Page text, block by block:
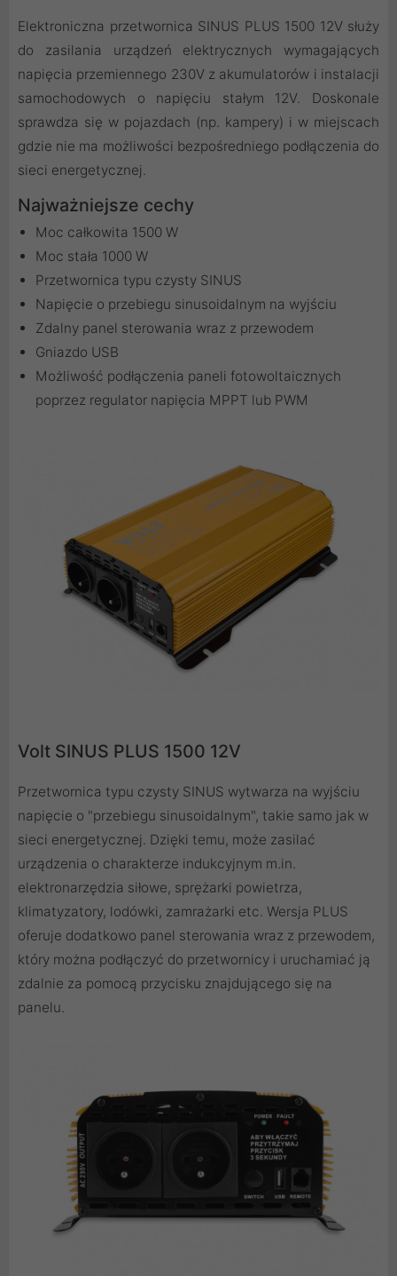
Elektroniczna przetwornica SINUS PLUS 1500 12V służy
do zasilania urządzeń elektrycznych wymagających
napięcia przemiennego 230V z akumulatorów i instalacji
samochodowych o napięciu stałym 12V. Doskonale
sprawdza się w pojazdach (np. kampery) i w miejscach
gdzie nie ma możliwości bezpośredniego podłączenia do
sieci energetycznej.
Najważniejsze cechy
Moc całkowita 1500 W
Moc stała 1000 W
Przetwornica typu czysty SINUS
Napięcie o przebiegu sinusoidalnym na wyjściu
Zdalny panel sterowania wraz z przewodem
Gniazdo USB
Możliwość podłączenia paneli fotowoltaicznych
poprzez regulator napięcia MPPT lub PWM
Volt SINUS PLUS 1500 12V
Przetwornica typu czysty SINUS wytwarza na wyjściu
napięcie o "przebiegu sinusoidalnym", takie samo jak w
sieci energetycznej. Dzięki temu, może zasilać
urządzenia o charakterze indukcyjnym m.in.
elektronarzędzia siłowe, sprężarki powietrza,
klimatyzatory, lodówki, zamrażarki etc. Wersja PLUS
oferuje dodatkowo panel sterowania wraz z przewodem,
który można podłączyć do przetwornicy i uruchamiać ją
zdalnie za pomocą przycisku znajdującego się na
panelu.